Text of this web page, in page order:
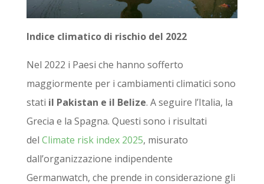
Indice climatico di rischio del 2022
Nel 2022 i Paesi che hanno sofferto
maggiormente per i cambiamenti climatici sono
stati il Pakistan e il Belize. A seguire l’Italia, la
Grecia e la Spagna. Questi sono i risultati
del Climate risk index 2025, misurato
dall’organizzazione indipendente
Germanwatch, che prende in considerazione gli